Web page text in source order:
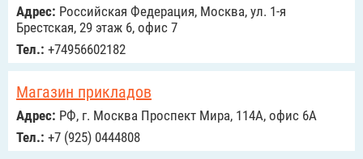
Адрес: Российcкая Федерация, Москва, ул. 1-я
Брестская, 29 этаж 6, офис 7
Тел.: +74956602182
Магазин прикладов
Адрес: РФ, г. Москва Проспект Мира, 114А, офис 6А
Тел.: +7 (925) 0444808